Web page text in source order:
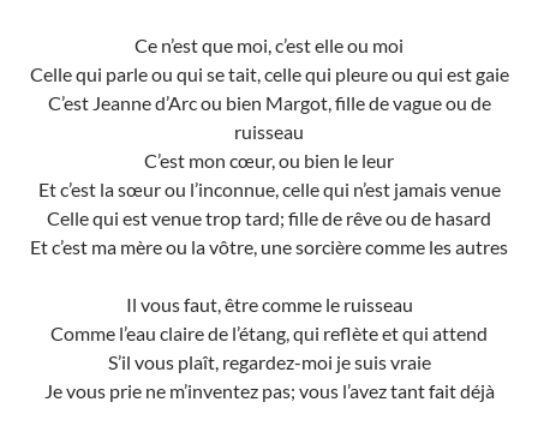
Ce n’est que moi, c’est elle ou moi
Celle qui parle ou qui se tait, celle qui pleure ou qui est gaie
C’est Jeanne d’Arc ou bien Margot, fille de vague ou de
ruisseau
C’est mon cœur, ou bien le leur
Et c’est la sœur ou l’inconnue, celle qui n’est jamais venue
Celle qui est venue trop tard; fille de rêve ou de hasard
Et c’est ma mère ou la vôtre, une sorcière comme les autres
Il vous faut, être comme le ruisseau
Comme l’eau claire de l’étang, qui reflète et qui attend
S’il vous plaît, regardez-moi je suis vraie
Je vous prie ne m’inventez pas; vous l’avez tant fait déjà